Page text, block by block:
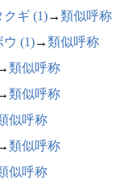
ギ (1)→類似呼称
ウ (1)→類似呼称
類似呼称
類似呼称
似呼称
類似呼称
似呼称